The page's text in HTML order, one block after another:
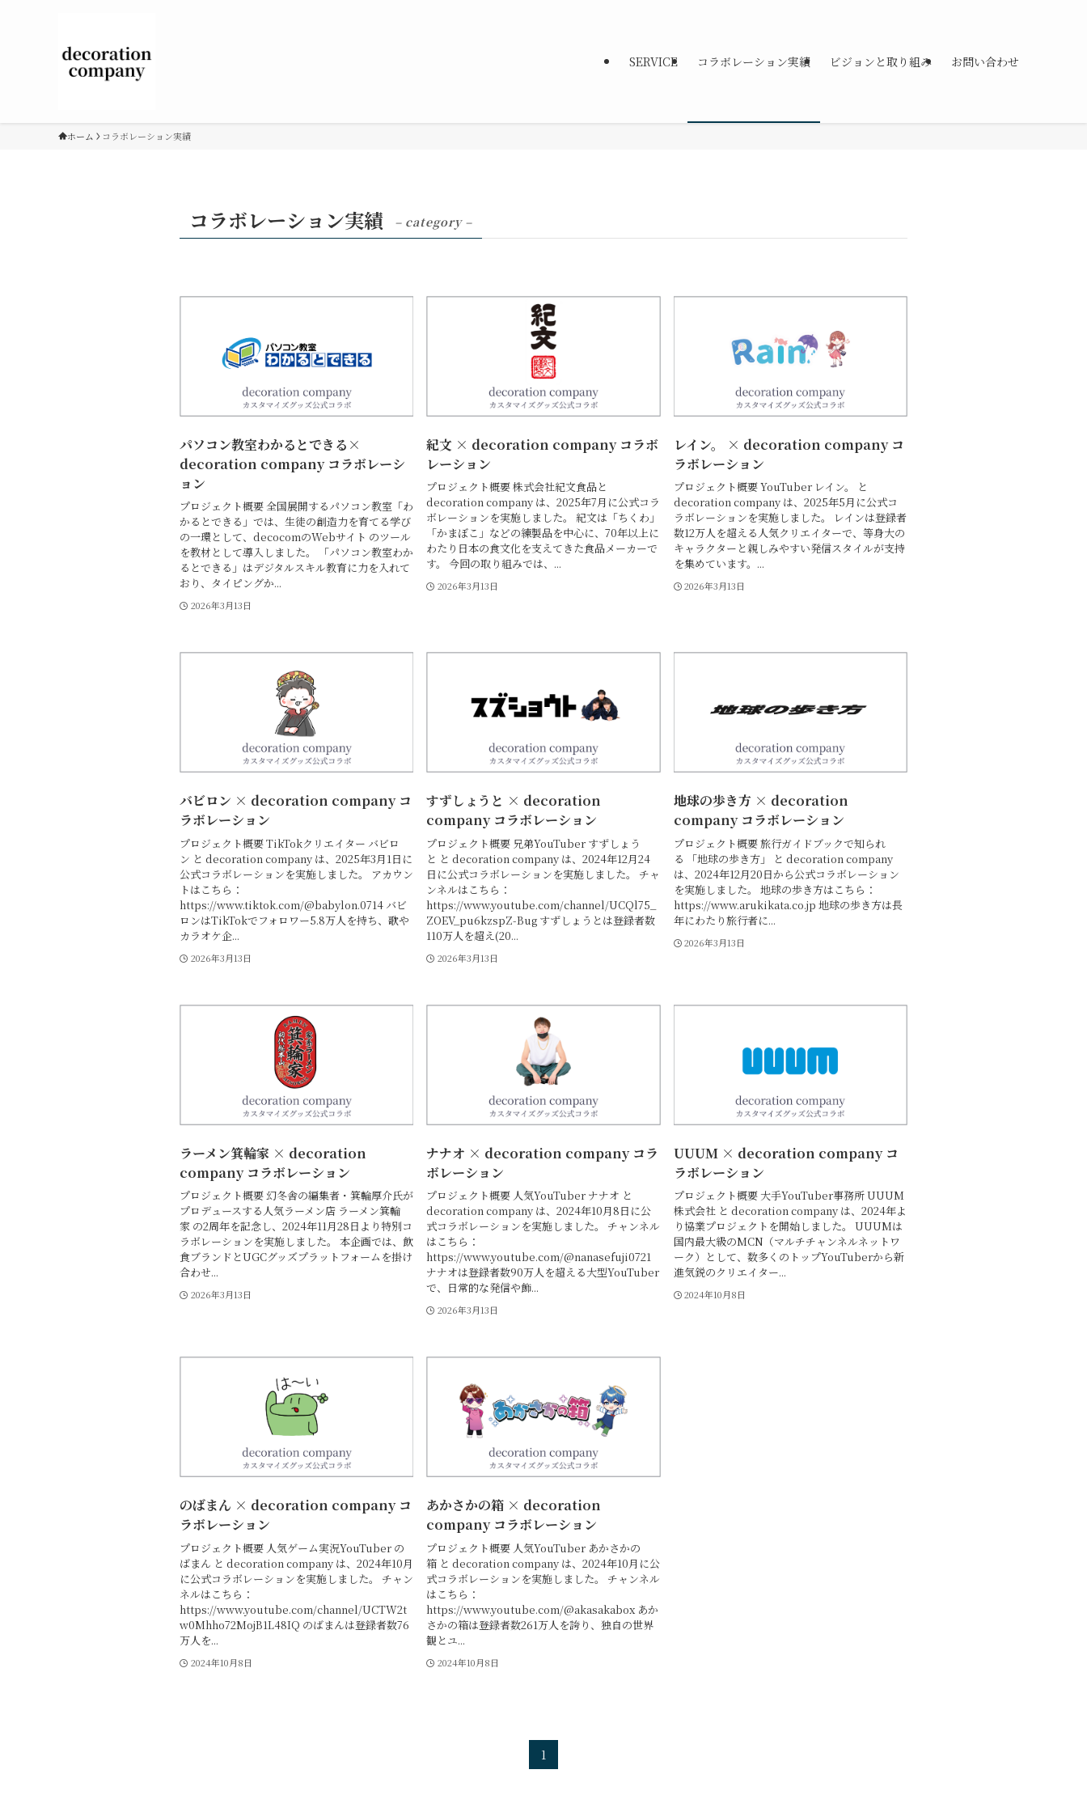
SERVICE コラボレーション実績 ビジョンと取り組み お問い合わせ
ホーム コラボレーション実績
コラボレーション実績 – category –
パソコン教室わかるとできる×
decoration company コラボレーシ
ョン
プロジェクト概要 全国展開するパソコン教室「わ
かるとできる」では、生徒の創造力を育てる学び
の一環として、decocomのWebサイト のツール
を教材として導入しました。 「パソコン教室わか
るとできる」はデジタルスキル教育に力を入れて
おり、タイピングか...
2026年3月13日
紀文 × decoration company コラボ
レーション
プロジェクト概要 株式会社紀文食品と
decoration company は、2025年7月に公式コラ
ボレーションを実施しました。 紀文は「ちくわ」
「かまぼこ」などの練製品を中心に、70年以上に
わたり日本の食文化を支えてきた食品メーカーで
す。 今回の取り組みでは、...
2026年3月13日
レイン。 × decoration company コ
ラボレーション
プロジェクト概要 YouTuber レイン。 と
decoration company は、2025年5月に公式コ
ラボレーションを実施しました。 レインは登録者
数12万人を超える人気クリエイターで、等身大の
キャラクターと親しみやすい発信スタイルが支持
を集めています。...
2026年3月13日
バビロン × decoration company コ
ラボレーション
プロジェクト概要 TikTokクリエイター バビロ
ン と decoration company は、2025年3月1日に
公式コラボレーションを実施しました。 アカウン
トはこちら：
https://www.tiktok.com/@babylon.0714 バビ
ロンはTikTokでフォロワー5.8万人を持ち、歌や
カラオケ企...
2026年3月13日
すずしょうと × decoration
company コラボレーション
プロジェクト概要 兄弟YouTuber すずしょう
と と decoration company は、2024年12月24
日に公式コラボレーションを実施しました。 チャ
ンネルはこちら：
https://www.youtube.com/channel/UCQl75_
ZOEV_pu6kzspZ-Bug すずしょうとは登録者数
110万人を超え(20...
2026年3月13日
地球の歩き方 × decoration
company コラボレーション
プロジェクト概要 旅行ガイドブックで知られ
る 「地球の歩き方」 と decoration company
は、2024年12月20日から公式コラボレーション
を実施しました。 地球の歩き方はこちら：
https://www.arukikata.co.jp 地球の歩き方は長
年にわたり旅行者に...
2026年3月13日
ラーメン箕輪家 × decoration
company コラボレーション
プロジェクト概要 幻冬舎の編集者・箕輪厚介氏が
プロデュースする人気ラーメン店 ラーメン箕輪
家 の2周年を記念し、2024年11月28日より特別コ
ラボレーションを実施しました。 本企画では、飲
食ブランドとUGCグッズプラットフォームを掛け
合わせ...
2026年3月13日
ナナオ × decoration company コラ
ボレーション
プロジェクト概要 人気YouTuber ナナオ と
decoration company は、2024年10月8日に公
式コラボレーションを実施しました。 チャンネル
はこちら：
https://www.youtube.com/@nanasefuji0721
ナナオは登録者数90万人を超える大型YouTuber
で、日常的な発信や飾...
2026年3月13日
UUUM × decoration company コ
ラボレーション
プロジェクト概要 大手YouTuber事務所 UUUM
株式会社 と decoration company は、2024年よ
り協業プロジェクトを開始しました。 UUUMは
国内最大級のMCN（マルチチャンネルネットワ
ーク）として、数多くのトップYouTuberから新
進気鋭のクリエイター...
2024年10月8日
のばまん × decoration company コ
ラボレーション
プロジェクト概要 人気ゲーム実況YouTuber の
ばまん と decoration company は、2024年10月
に公式コラボレーションを実施しました。 チャン
ネルはこちら：
https://www.youtube.com/channel/UCTW2t
w0Mhho72MojB1L48IQ のばまんは登録者数76
万人を...
2024年10月8日
あかさかの箱 × decoration
company コラボレーション
プロジェクト概要 人気YouTuber あかさかの
箱 と decoration company は、2024年10月に公
式コラボレーションを実施しました。 チャンネル
はこちら：
https://www.youtube.com/@akasakabox あか
さかの箱は登録者数261万人を誇り、独自の世界
観とユ...
2024年10月8日
1